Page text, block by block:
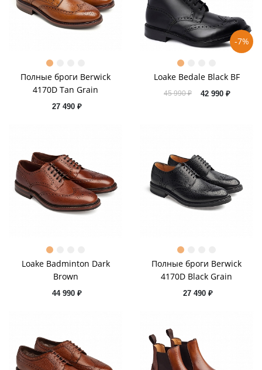
Полные броги Berwick
4170D Tan Grain
27 490 ₽
-7%
Loake Bedale Black BF
45 990 ₽ 42 990 ₽
Loake Badminton Dark
Brown
44 990 ₽
Полные броги Berwick
4170D Black Grain
27 490 ₽